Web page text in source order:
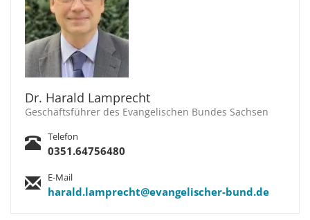
Dr. Harald Lamprecht
Geschäftsführer des Evangelischen Bundes Sachsen
Telefon
0351.64756480
E-Mail
harald.lamprecht@evangelischer-bund.de